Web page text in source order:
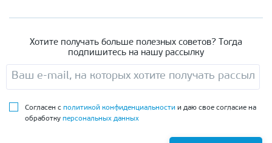
Хотите получать больше полезных советов? Тогда
подпишитесь на нашу рассылку
Согласен с политикой конфиденциальности и даю свое согласие на
обработку персональных данных